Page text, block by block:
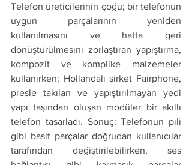
Telefon üreticilerinin çoğu; bir telefonun
uygun parçalarının yeniden
kullanılmasını ve hatta geri
dönüştürülmesini zorlaştıran yapıştırma,
kompozit ve komplike malzemeler
kullanırken; Hollandalı şirket Fairphone,
presle takılan ve yapıştırılmayan yedi
yapı taşından oluşan modüler bir akıllı
telefon tasarladı. Sonuç: Telefonun pili
gibi basit parçalar doğrudan kullanıcılar
tarafından değiştirilebilirken, ses